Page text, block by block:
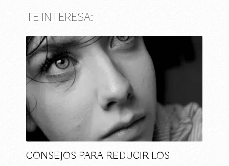
TE INTERESA:
CONSEJOS PARA REDUCIR LOS